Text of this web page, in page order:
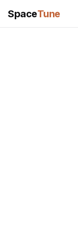
SpaceTune